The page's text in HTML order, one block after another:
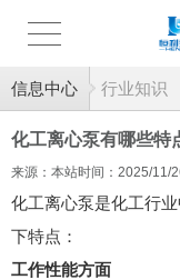
信息中心 行业知识
化工离心泵有哪些特
来源：本站时间：2025/11/
化工离心泵是化工行
下特点：
工作性能方面